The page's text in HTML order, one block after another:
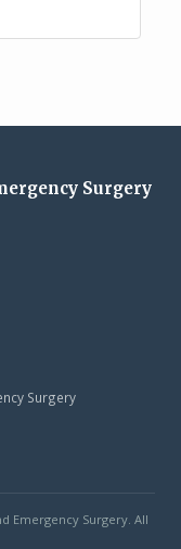
Surgery
Surgery
Emergency Surgery. All